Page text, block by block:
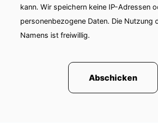
kann. Wir speichern keine IP-Adressen
personenbezogene Daten. Die Nutzung
Namens ist freiwillig.
Abschicken